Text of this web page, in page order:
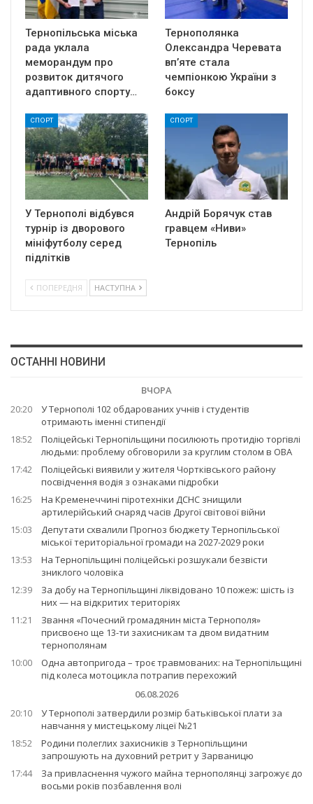
Тернопільська міська
рада уклала
меморандум про
розвиток дитячого
адаптивного спорту…
Тернополянка
Олександра Черевата
вп’яте стала
чемпіонкою України з
боксу
СПОРТ
У Тернополі відбувся
турнір із дворового
мініфутболу серед
підлітків
СПОРТ
Андрій Борячук став
гравцем «Ниви»
Тернопіль
ПОПЕРЕДНЯ НАСТУПНА
ОСТАННІ НОВИНИ
ВЧОРА
20:20
У Тернополі 102 обдарованих учнів і студентів
отримають іменні стипендії
18:52
Поліцейські Тернопільщини посилюють протидію торгівлі
людьми: проблему обговорили за круглим столом в ОВА
17:42
Поліцейські виявили у жителя Чортківського району
посвідчення водія з ознаками підробки
16:25
На Кременеччині піротехніки ДСНС знищили
артилерійський снаряд часів Другої світової війни
15:03
Депутати схвалили Прогноз бюджету Тернопільської
міської територіальної громади на 2027-2029 роки
13:53
На Тернопільщині поліцейські розшукали безвісти
зниклого чоловіка
12:39
За добу на Тернопільщині ліквідовано 10 пожеж: шість із
них — на відкритих територіях
11:21
Звання «Почесний громадянин міста Тернополя»
присвоєно ще 13-ти захисникам та двом видатним
тернополянам
10:00
Одна автопригода – троє травмованих: на Тернопільщині
під колеса мотоцикла потрапив перехожий
06.08.2026
20:10
У Тернополі затвердили розмір батьківської плати за
навчання у мистецькому ліцеї №21
18:52
Родини полеглих захисників з Тернопільщини
запрошують на духовний ретрит у Зарваницю
17:44
За привласнення чужого майна тернополянці загрожує до
восьми років позбавлення волі